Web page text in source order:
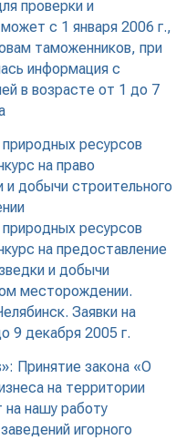
проверки и
с 1 января 2006 г.,
таможенников, при
информация с
в возрасте от 1 до 7
ресурсов
на право
и добычи строительного
ресурсов
на предоставление
и добычи
месторождении.
Заявки на
9 декабря 2005 г.
Принятие закона «О
на территории
на нашу работу
игорного